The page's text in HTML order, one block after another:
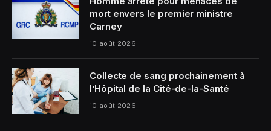
mort envers le premier ministre
Carney
10 août 2026
Collecte de sang prochainement à
l’Hôpital de la Cité-de-la-Santé
10 août 2026